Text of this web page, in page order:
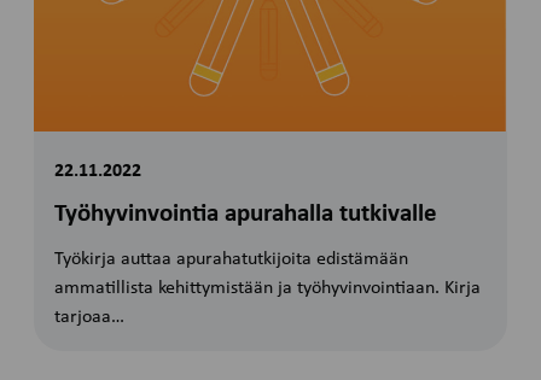
22.11.2022
Työhyvinvointia apurahalla tutkivalle
Työkirja auttaa apurahatutkijoita edistämään
ammatillista kehittymistään ja työhyvinvointiaan. Kirja
tarjoaa…